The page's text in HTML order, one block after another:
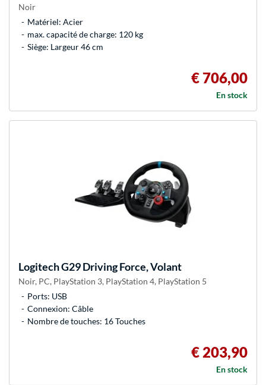
Noir
Matériel: Acier
max. capacité de charge: 120 kg
Siège: Largeur 46 cm
€ 706,00
En stock
LogitechG29 Driving Force, Volant
Noir, PC, PlayStation 3, PlayStation 4, PlayStation 5
Ports: USB
Connexion: Câble
Nombre de touches: 16 Touches
€ 203,90
En stock